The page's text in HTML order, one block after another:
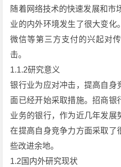
随着网络技术的快速发展和市
业的内外环境发生了很大变化
微信等第三方支付的兴起对
击。
1.1.2研究意义
银行业为应对冲击，提高自身
面已经开始采取措施。招商银
业务的银行，作为近几年发展
在提高自身竞争力方面采取了
些改进余地。
1.2国内外研究现状